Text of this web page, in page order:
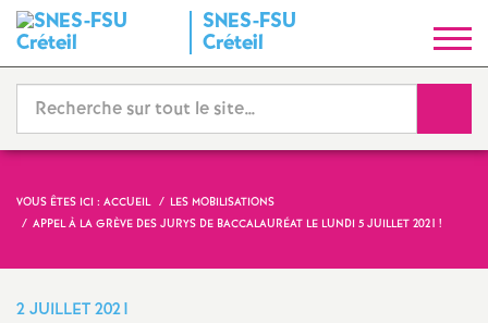
SNES-FSU
Créteil
y
n
d
i
VOUS ÊTES ICI : ACCUEIL
LES MOBILISATIONS
APPEL À LA GRÈVE DES JURYS DE BACCALAURÉAT LE LUNDI 5 JUILLET 2021 !
2 JUILLET 2021